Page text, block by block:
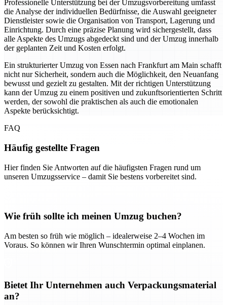
Professionelle Unterstützung bei der Umzugsvorbereitung umfasst
die Analyse der individuellen Bedürfnisse, die Auswahl geeigneter
Dienstleister sowie die Organisation von Transport, Lagerung und
Einrichtung. Durch eine präzise Planung wird sichergestellt, dass
alle Aspekte des Umzugs abgedeckt sind und der Umzug innerhalb
der geplanten Zeit und Kosten erfolgt.
Ein strukturierter Umzug von Essen nach Frankfurt am Main schafft
nicht nur Sicherheit, sondern auch die Möglichkeit, den Neuanfang
bewusst und gezielt zu gestalten. Mit der richtigen Unterstützung
kann der Umzug zu einem positiven und zukunftsorientierten Schritt
werden, der sowohl die praktischen als auch die emotionalen
Aspekte berücksichtigt.
FAQ
Häufig gestellte Fragen
Hier finden Sie Antworten auf die häufigsten Fragen rund um
unseren Umzugsservice – damit Sie bestens vorbereitet sind.
Wie früh sollte ich meinen Umzug buchen?
Am besten so früh wie möglich – idealerweise 2–4 Wochen im
Voraus. So können wir Ihren Wunschtermin optimal einplanen.
Bietet Ihr Unternehmen auch Verpackungsmaterial
an?